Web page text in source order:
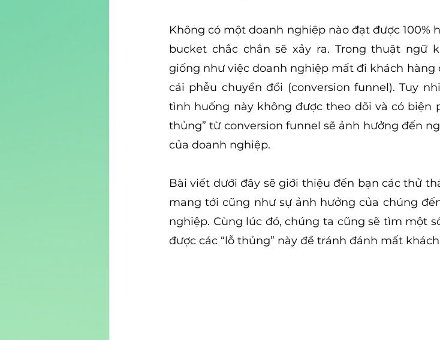
Không có một doanh nghiệp nào đạt được 100%
bucket chắc chắn sẽ xảy ra. Trong thuật ngữ
giống như việc doanh nghiệp mất đi khách hàng
cái phễu chuyển đổi (conversion funnel). Tuy
tình huống này không được theo dõi và có biện
thủng” từ conversion funnel sẽ ảnh hưởng đến
của doanh nghiệp.
Bài viết dưới đây sẽ giới thiệu đến bạn các thử
mang tới cũng như sự ảnh hưởng của chúng
nghiệp. Cùng lúc đó, chúng ta cũng sẽ tìm một
được các “lỗ thủng” này để tránh đánh mất